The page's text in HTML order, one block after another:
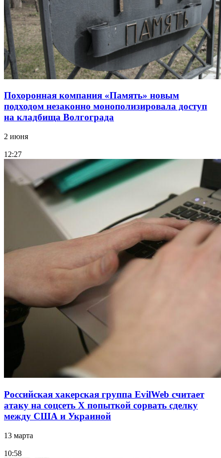
Похоронная компания «Память» новым
подходом незаконно монополизировала доступ
на кладбища Волгограда
2 июня
12:27
Российская хакерская группа EvilWeb считает
атаку на соцсеть Х попыткой сорвать сделку
между США и Украиной
13 марта
10:58